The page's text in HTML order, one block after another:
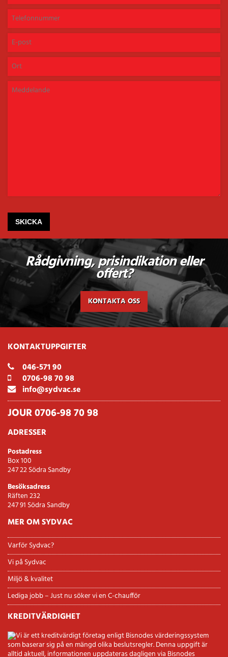
Rådgivning, prisindikation eller
offert?
KONTAKTA OSS
KONTAKTUPPGIFTER
046-571 90
0706-98 70 98
info@sydvac.se
JOUR 0706-98 70 98
ADRESSER
Postadress
Box 100
247 22 Södra Sandby
Besöksadress
Räften 232
247 91 Södra Sandby
MER OM SYDVAC
Varför Sydvac?
Vi på Sydvac
Miljö & kvalitet
Lediga jobb – Just nu söker vi en C-chaufför
KREDITVÄRDIGHET